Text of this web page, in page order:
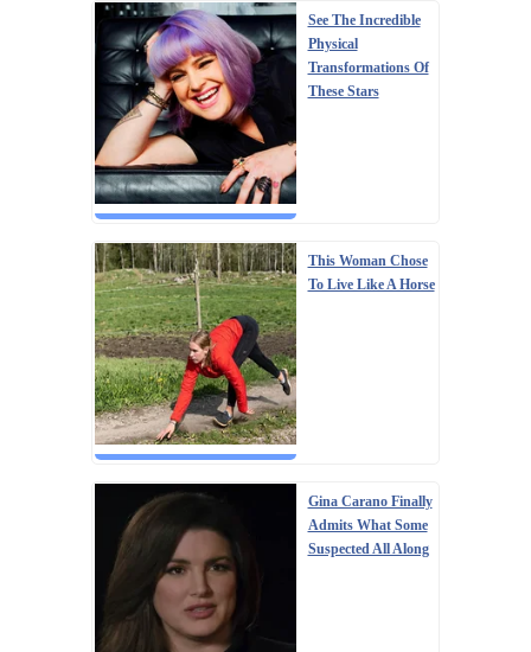
See The Incredible
Physical
Transformations Of
These Stars
This Woman Chose
To Live Like A Horse
Gina Carano Finally
Admits What Some
Suspected All Along